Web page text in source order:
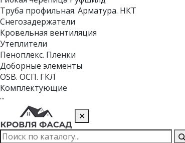
Труба профильная. Арматура. НКТ
Снегозадержатели
Кровельная вентиляция
Утеплители
Пеноплекс. Пленки
Доборные элементы
OSB. ОСП. ГКЛ
Комплектующие
···
✕